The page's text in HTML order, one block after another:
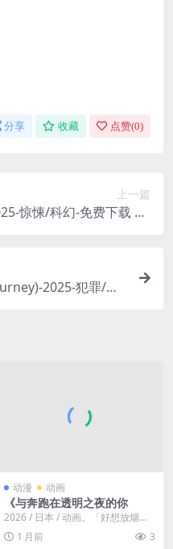
分享 收藏 点赞(0)
上一篇
惊悚/科幻-免费下载 🇮🇳
不堪设想的恐怖袭击🇮🇳｜
2025-犯罪/剧
境贩毒集团，开始
卧底之旅🇨🇳｜
动漫 动画
《与奔跑在透明之夜的你
2026 / 日本 / 动画。「好想放烟火
喔。」 距离放烟火的季节还很久的
四月，...
1 月前 3